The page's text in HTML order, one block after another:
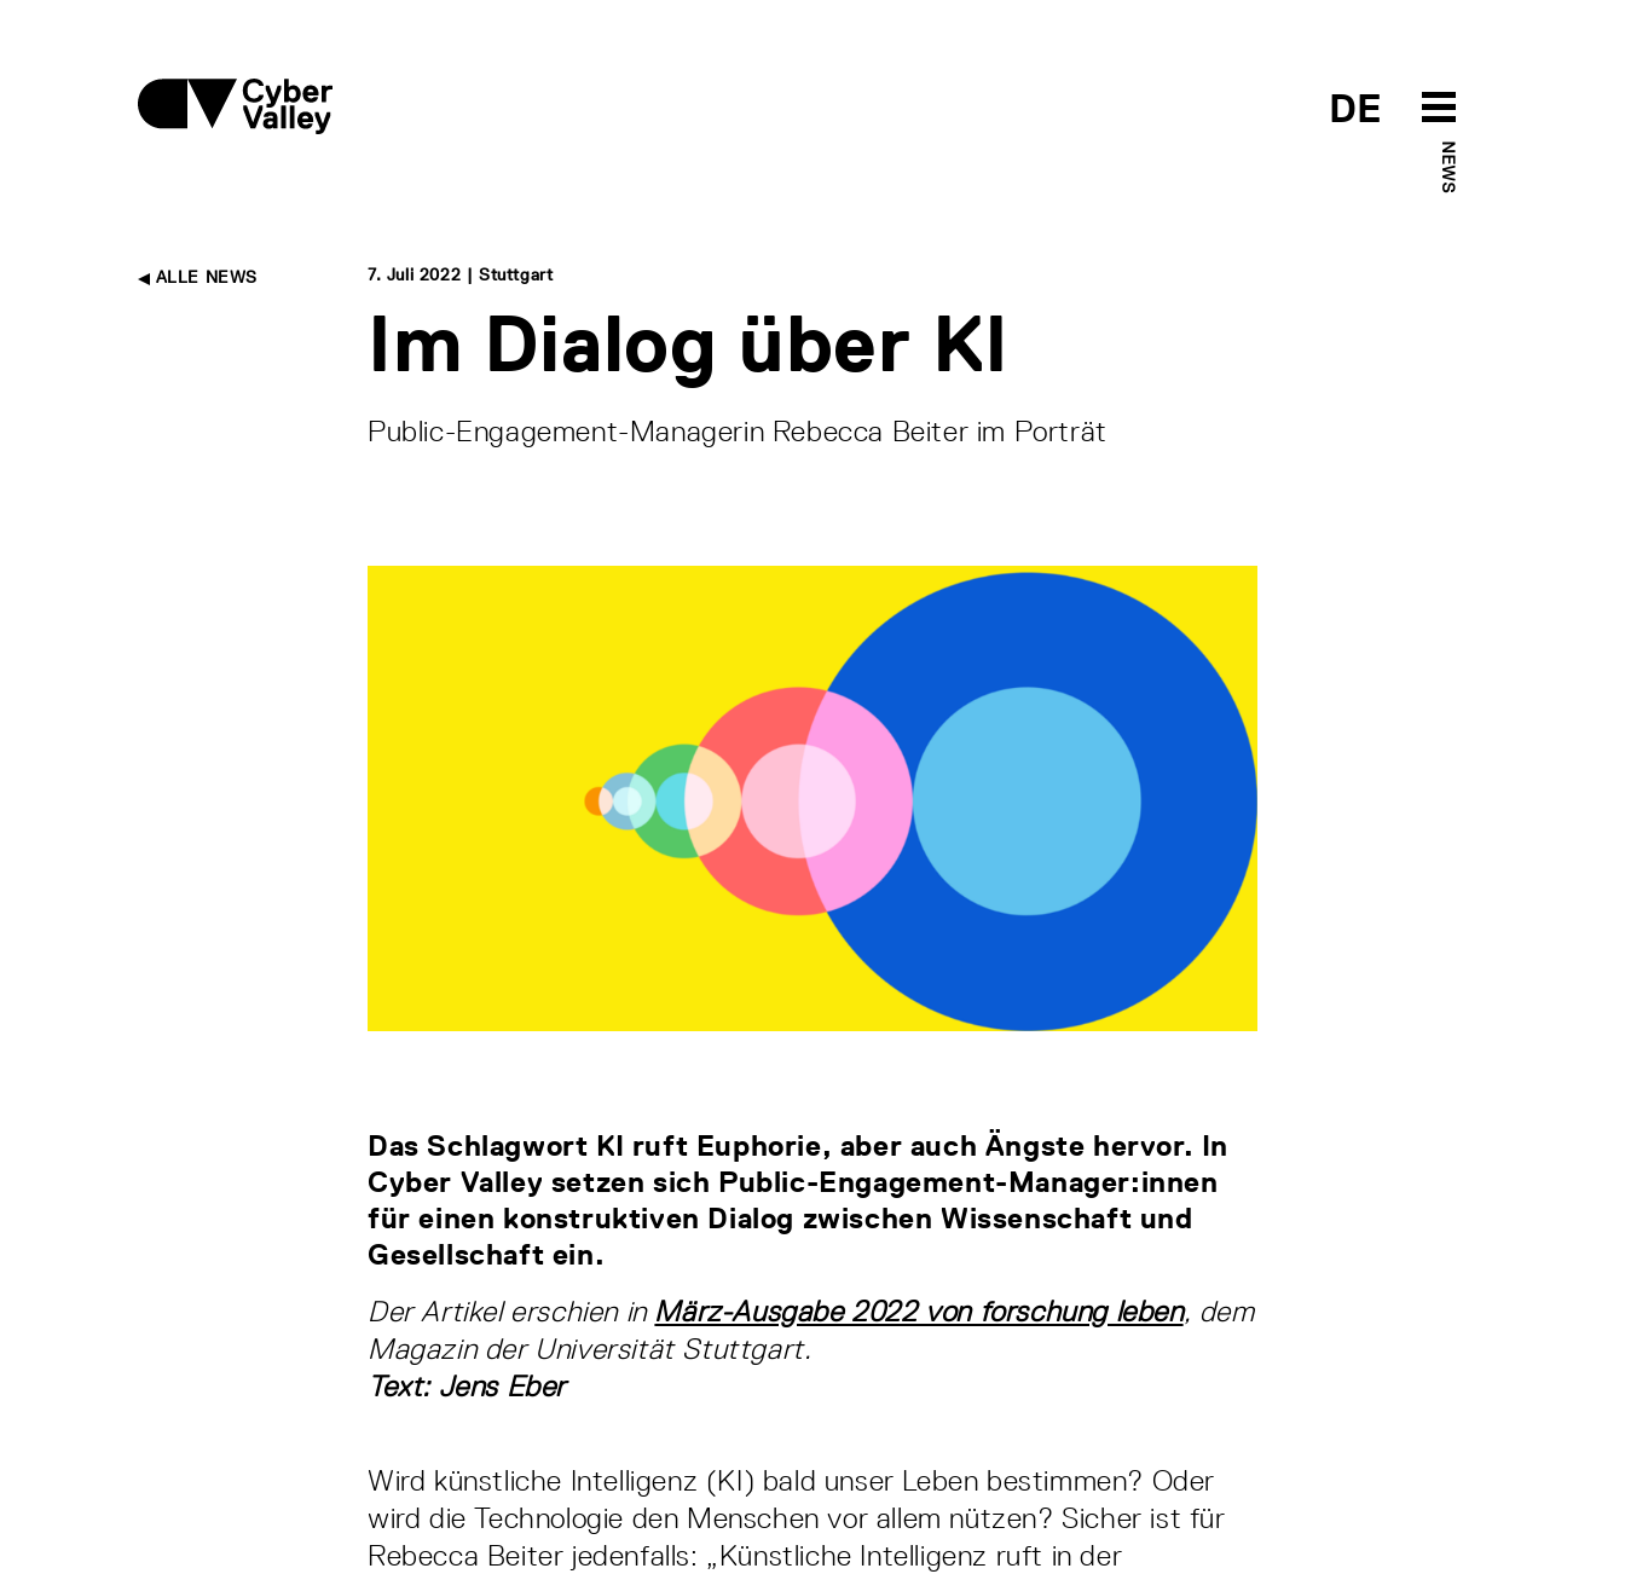
DE
NEWS
ALLE NEWS 7. Juli 2022 | Stuttgart
Im Dialog über KI
Public-Engagement-Managerin Rebecca Beiter im Porträt
Das Schlagwort KI ruft Euphorie, aber auch Ängste hervor. In
Cyber Valley setzen sich Public-Engagement-Manager:innen
für einen konstruktiven Dialog zwischen Wissenschaft und
Gesellschaft ein.
Der Artikel erschien in März-Ausgabe 2022 von forschung leben, dem
Magazin der Universität Stuttgart.
Text: Jens Eber
Wird künstliche Intelligenz (KI) bald unser Leben bestimmen? Oder
wird die Technologie den Menschen vor allem nützen? Sicher ist für
Rebecca Beiter jedenfalls: „Künstliche Intelligenz ruft in der